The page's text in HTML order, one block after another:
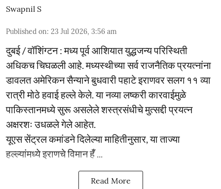
Swapnil S
Published on: 23 Jul 2026, 3:56 am
दुबई / वॉशिंग्टन : मध्य पूर्व आशियात युद्धजन्य परिस्थिती
अधिकच चिघळली आहे. मध्यस्थीच्या सर्व राजनैतिक प्रयत्नांना
डावलत अमेरिकन सैन्याने बुधवारी पहाटे इराणवर सलग ११ व्या
रात्री मोठे हवाई हल्ले केले. या नव्या लष्करी कारवाईमुळे
पाकिस्तानमध्ये सुरू असलेले शस्त्रसंधीचे मुत्सद्दी प्रयत्न
अक्षरशः उधळले गेले आहेत.
यूएस सेंट्रल कमांडने दिलेल्या माहितीनुसार, या ताज्या
हल्ल्यांमध्ये इराणचे विमान हँ ...
Read More